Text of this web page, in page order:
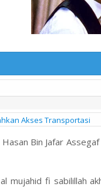
Akses Transportasi
Bin Jafar
mujahid fi sabilillah